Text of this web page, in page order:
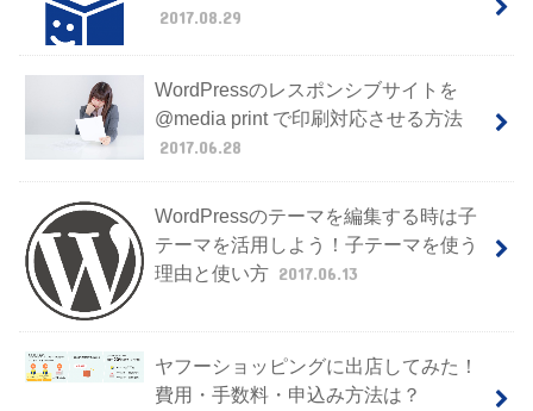
2017.08.29
WordPressのレスポンシブサイトを
@media print で印刷対応させる方法
2017.06.28
WordPressのテーマを編集する時は子
テーマを活用しよう！子テーマを使う
理由と使い方 2017.06.13
ヤフーショッピングに出店してみた！
費用・手数料・申込み方法は？